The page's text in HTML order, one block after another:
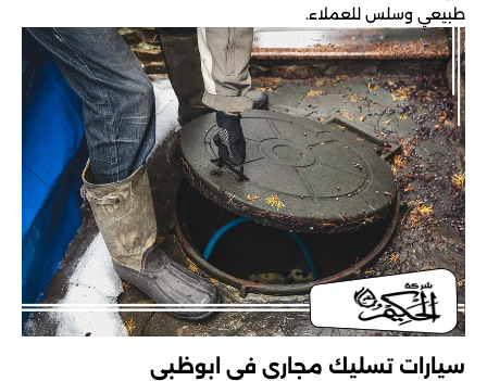
طبيعي وسلس للعملاء.
سيارات تسليك مجاري في ابوظبي